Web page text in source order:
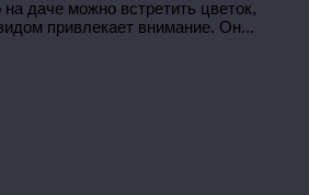
даче можно встретить цветок,
привлекает внимание. Он...